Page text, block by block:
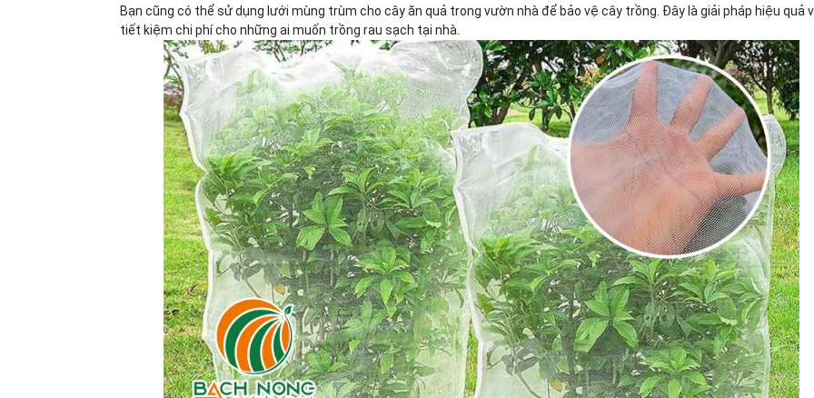
Bạn cũng có thể sử dụng lưới mùng trùm cho cây ăn quả trong vườn nhà để bảo vệ cây trồng. Đây là giải pháp hiệu quả
tiết kiệm chi phí cho những ai muốn trồng rau sạch tại nhà.